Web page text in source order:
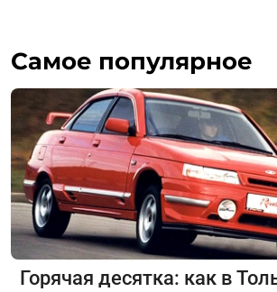
Самое популярное
Горячая десятка: как в